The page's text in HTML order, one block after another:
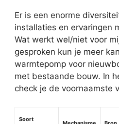
Er is een enorme
installaties en ervaringen
Wat werkt wel/niet voor
gesproken kun je meer
warmtepomp voor
met bestaande bouw. In
check je de voornaamste
Soort